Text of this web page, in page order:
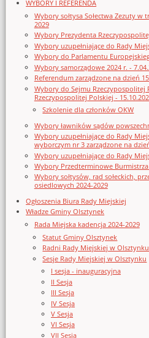
WYBORY I REFERENDA
Wybory sołtysa Sołectwa Zezuty w
2029
Wybory Prezydenta
Wybory uzupełniające do Rady
Wybory do Parlamentu
Wybory samorządowe 2024 r. -
Referendum zarządzone na dzień
Wybory do Sejmu Rzeczypospolitej
Rzeczypospolitej Polskiej -
Szkolenie dla członków OKW
Wybory ławników sądów
Wybory uzupełniające do Rady
wyborczym nr 3 zarządzone na
Wybory uzupełniające do Rady
Wybory Przedterminowe
Wybory sołtysów, rad sołeckich,
osiedlowych 2024-2029
Ogłoszenia Biura Rady Miejskiej
Władze Gminy Olsztynek
Rada Miejska kadencja 2024-2029
Statut Gminy Olsztynek
Radni Rady Miejskiej w
Sesje Rady Miejskiej w Olsztynku
I sesja - inauguracyjna
II Sesja
III Sesja
IV Sesja
V Sesja
VI Sesja
VII Sesja